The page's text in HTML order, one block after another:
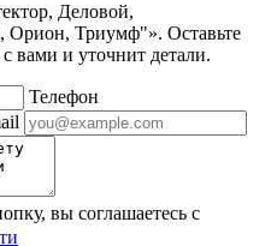
Деловой,
Орион, Триумф"». Оставьте
вами и уточнит детали.
Телефон
вы соглашаетесь с